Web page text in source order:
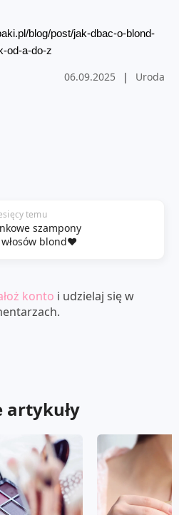
blog/post/jak-dbac-o-blond-
od-a-do-z
06.09.2025 | Uroda
temu
szampony
blond❤️
konto i udzielaj się w
artykuły